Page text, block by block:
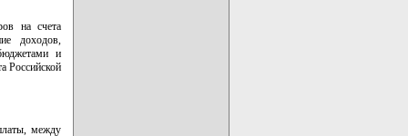
на счета
доходов,
и
Российской
между